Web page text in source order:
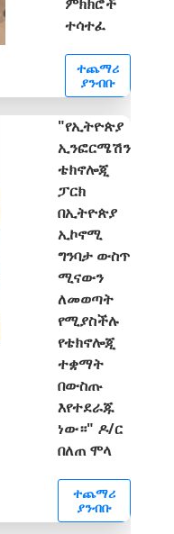
ተሳተፈ
ተጨማሪ
ያንብቡ
"የኢትዮጵያ
ኢንፎርሜሽን
ቴክኖሎጂ
ፓርክ
በኢትዮጵያ
ኢኮኖሚ
ግንባታ ውስጥ
ሚናውን
ለመወጣት
የሚያስችሉ
የቴክኖሎጂ
ተቋማት
በውስጡ
እየተደራጁ
ነው።" ዶ/ር
በለጠ ሞላ
ተጨማሪ
ያንብቡ